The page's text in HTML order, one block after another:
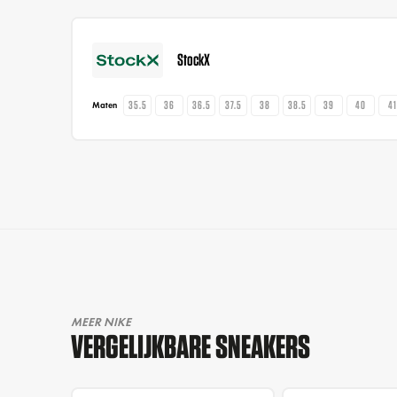
StockX
Maten 35.5 36 36.5 37.5 38 38.5 39 40 41
MEER NIKE
VERGELIJKBARE SNEAKERS